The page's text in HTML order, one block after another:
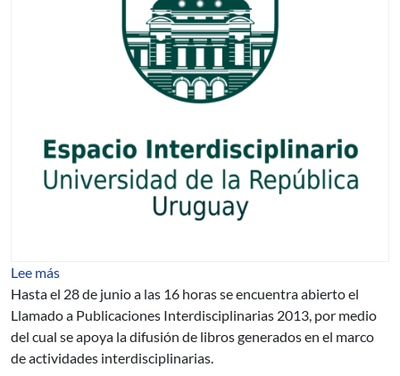
Lee mássobre Llamado a Publicaciones Interdisciplinarias 2013
Hasta el 28 de junio a las 16 horas se encuentra abierto el
Llamado a Publicaciones Interdisciplinarias 2013, por medio
del cual se apoya la difusión de libros generados en el marco
de actividades interdisciplinarias.